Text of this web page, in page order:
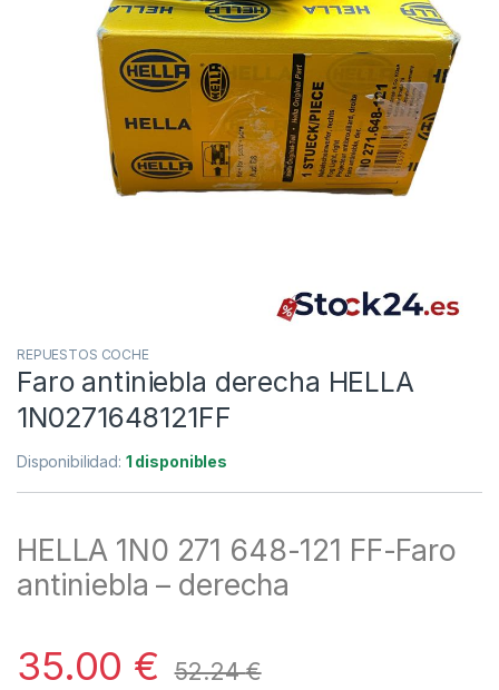
REPUESTOS COCHE
Faro antiniebla derecha HELLA
1N0271648121FF
Disponibilidad: 1 disponibles
HELLA 1N0 271 648-121 FF-Faro
antiniebla – derecha
35.00 € 52.24€